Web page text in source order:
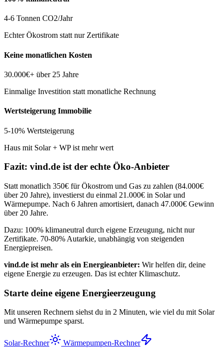
4-6 Tonnen CO2/Jahr
Echter Ökostrom statt nur Zertifikate
Keine monatlichen Kosten
30.000€+ über 25 Jahre
Einmalige Investition statt monatliche Rechnung
Wertsteigerung Immobilie
5-10% Wertsteigerung
Haus mit Solar + WP ist mehr wert
Fazit: vind.de ist der echte Öko-Anbieter
Statt monatlich 350€ für Ökostrom und Gas zu zahlen (84.000€
über 20 Jahre), investierst du einmal 21.000€ in Solar und
Wärmepumpe. Nach 6 Jahren amortisiert, danach 47.000€ Gewinn
über 20 Jahre.
Dazu: 100% klimaneutral durch eigene Erzeugung, nicht nur
Zertifikate. 70-80% Autarkie, unabhängig von steigenden
Energiepreisen.
vind.de ist mehr als ein Energieanbieter: Wir helfen dir, deine
eigene Energie zu erzeugen. Das ist echter Klimaschutz.
Starte deine eigene Energieerzeugung
Mit unseren Rechnern siehst du in 2 Minuten, wie viel du mit Solar
und Wärmepumpe sparst.
Solar-Rechner Wärmepumpen-Rechner